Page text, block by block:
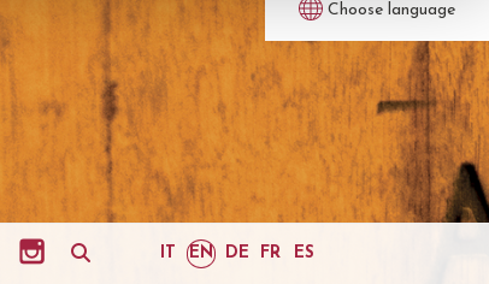
Choose language
IT EN DE FR ES